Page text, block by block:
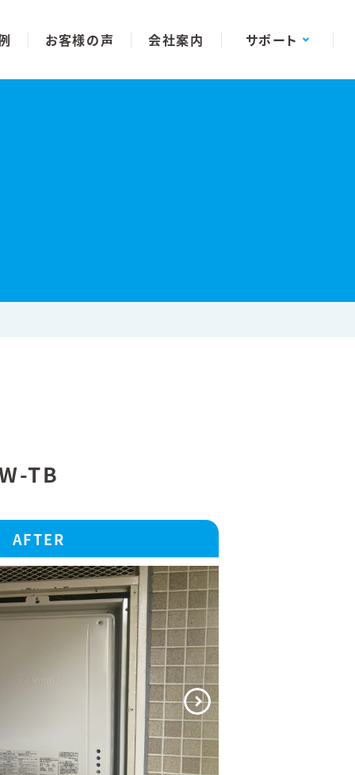
お客様の声 会社案内 サポート
TB
AFTER